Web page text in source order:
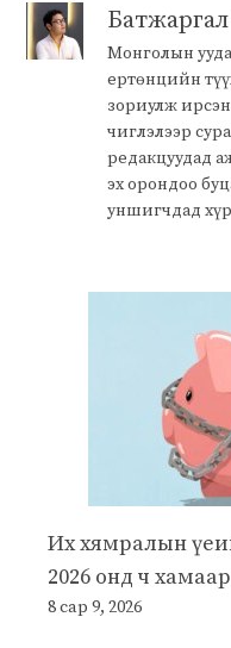
Монголын
ертөнцийн
зориулж
чиглэлээр
редакцуудад
эх орондоо
уншигчдад
Их хямралын
2026 онд ч
8 сар 9, 2026